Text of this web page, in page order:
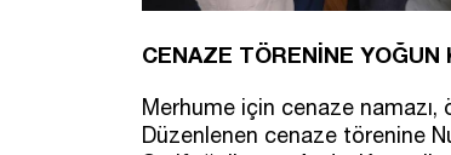
CENAZE TÖRENİNE YOĞUN
Merhume için cenaze namazı,
Düzenlenen cenaze törenine